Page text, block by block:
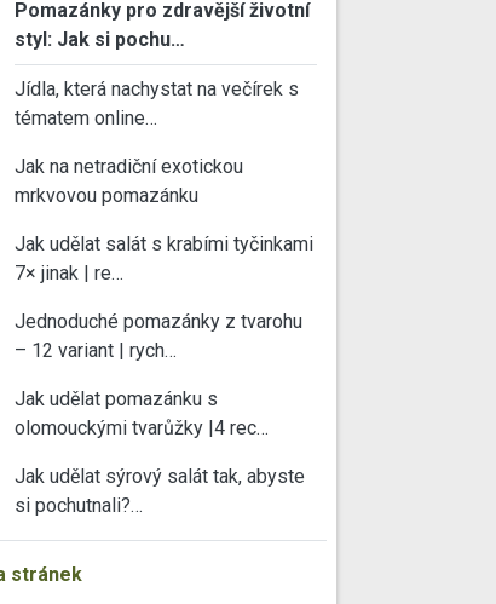
Pomazánky pro zdravější životní
styl: Jak si pochu…
Jídla, která nachystat na večírek s
tématem online…
Jak na netradiční exotickou
mrkvovou pomazánku
Jak udělat salát s krabími tyčinkami
7× jinak | re…
Jednoduché pomazánky z tvarohu
– 12 variant | rych…
Jak udělat pomazánku s
olomouckými tvarůžky |4 rec…
Jak udělat sýrový salát tak, abyste
si pochutnali?…
stránek